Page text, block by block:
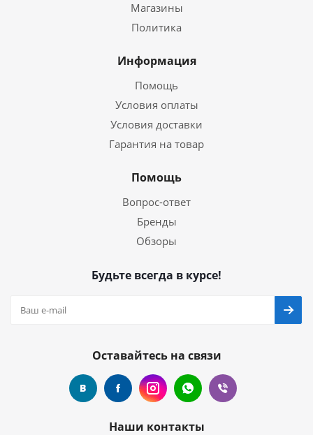
Магазины
Политика
Информация
Помощь
Условия оплаты
Условия доставки
Гарантия на товар
Помощь
Вопрос-ответ
Бренды
Обзоры
Будьте всегда в курсе!
Оставайтесь на связи
Наши контакты